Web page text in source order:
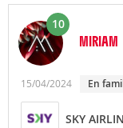
10
MIRIAM
15/04/2024 En
SKY